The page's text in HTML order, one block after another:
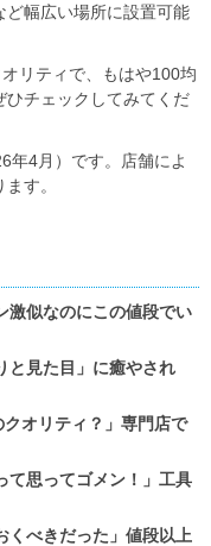
ど幅広い場所に設置可能
リティで、もはや100均
チェックしてみてくだ
年4月）です。店舗によ
す。
激似なのにこの値段でい
と見た目」に癒やされ
オリティ？」専門店で
思ってゴメン！」工具
べきだった」値段以上